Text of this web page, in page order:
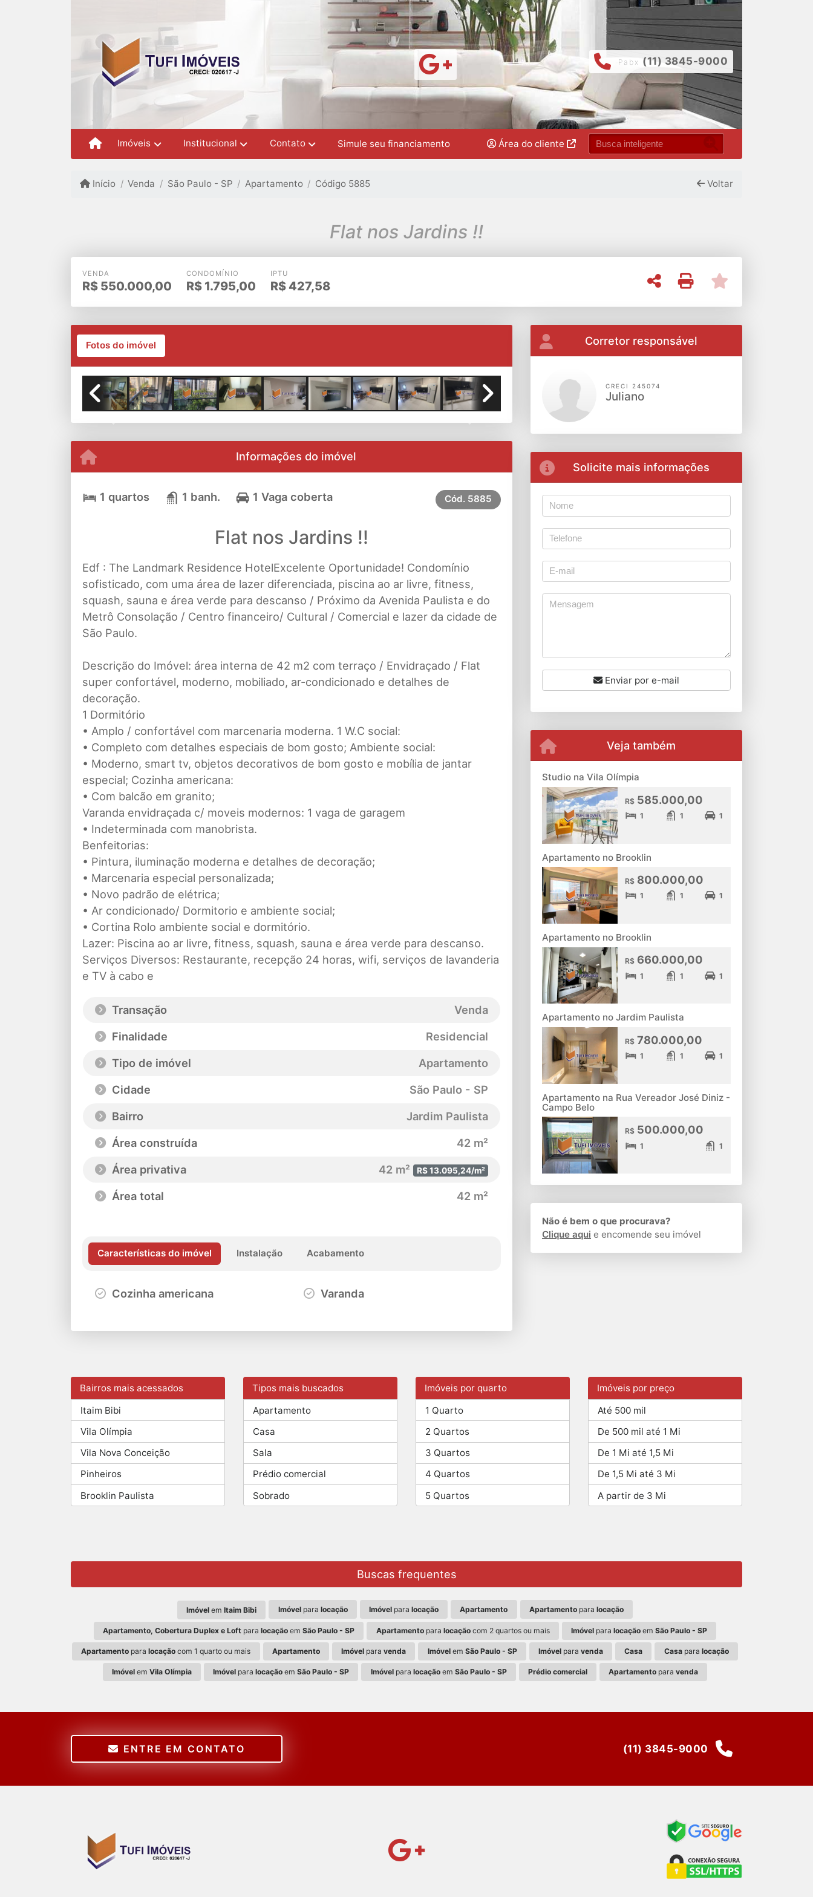
Pabx (11) 3845-9000
Imóveis Institucional Contato Simule seu financiamento Área do cliente
Início Venda São Paulo - SP Apartamento Código 5885 Voltar
Flat nos Jardins !!
VENDA
R$ 550.000,00
CONDOMÍNIO
R$ 1.795,00
IPTU
R$ 427,58
Fotos do imóvel
Informações do imóvel
1 quartos 1 banh. 1 Vaga coberta Cód. 5885
Flat nos Jardins !!
Edf : The Landmark Residence HotelExcelente Oportunidade! Condomínio
sofisticado, com uma área de lazer diferenciada, piscina ao ar livre, fitness,
squash, sauna e área verde para descanso / Próximo da Avenida Paulista e do
Metrô Consolação / Centro financeiro/ Cultural / Comercial e lazer da cidade de
São Paulo.
Descrição do Imóvel: área interna de 42 m2 com terraço / Envidraçado / Flat
super confortável, moderno, mobiliado, ar-condicionado e detalhes de
decoração.
1 Dormitório
• Amplo / confortável com marcenaria moderna. 1 W.C social:
• Completo com detalhes especiais de bom gosto; Ambiente social:
• Moderno, smart tv, objetos decorativos de bom gosto e mobília de jantar
especial; Cozinha americana:
• Com balcão em granito;
Varanda envidraçada c/ moveis modernos: 1 vaga de garagem
• Indeterminada com manobrista.
Benfeitorias:
• Pintura, iluminação moderna e detalhes de decoração;
• Marcenaria especial personalizada;
• Novo padrão de elétrica;
• Ar condicionado/ Dormitorio e ambiente social;
• Cortina Rolo ambiente social e dormitório.
Lazer: Piscina ao ar livre, fitness, squash, sauna e área verde para descanso.
Serviços Diversos: Restaurante, recepção 24 horas, wifi, serviços de lavanderia
e TV à cabo e
Transação
Venda
Finalidade
Residencial
Tipo de imóvel
Apartamento
Cidade
São Paulo - SP
Bairro
Jardim Paulista
Área construída
42 m²
Área privativa
42 m² R$ 13.095,24/m²
Área total 42 m²
Características do imóvel Instalação Acabamento
Cozinha americana Varanda
Corretor responsável
CRECI 245074
Juliano
Solicite mais informações
Enviar por e-mail
Veja também
Studio na Vila Olímpia
R$585.000,00
1 1 1
Apartamento no Brooklin
R$800.000,00
1 1 1
Apartamento no Brooklin
R$660.000,00
1 1 1
Apartamento no Jardim Paulista
R$780.000,00
1 1 1
Apartamento na Rua Vereador José Diniz -
Campo Belo
R$500.000,00
1 1
Não é bem o que procurava?
Clique aqui e encomende seu imóvel
Bairros mais acessados
Itaim Bibi
Vila Olímpia
Vila Nova Conceição
Pinheiros
Brooklin Paulista
Tipos mais buscados
Apartamento
Casa
Sala
Prédio comercial
Sobrado
Imóveis por quarto
1 Quarto
2 Quartos
3 Quartos
4 Quartos
5 Quartos
Imóveis por preço
Até 500 mil
De 500 mil até 1 Mi
De 1 Mi até 1,5 Mi
De 1,5 Mi até 3 Mi
A partir de 3 Mi
Buscas frequentes
Imóvel emItaim Bibi Imóvelpara locação Imóvel para locação Apartamento Apartamentopara locação
Apartamento, Cobertura Duplex e Loft paralocação emSão Paulo - SP Apartamentopara locaçãocom 2 quartos ou mais Imóvelpara locaçãoem São Paulo - SP
Apartamento paralocação com 1 quarto ou mais Apartamento Imóvel paravenda Imóvelem São Paulo - SP Imóvelpara venda Casa Casapara locação
Imóvelem Vila Olímpia Imóvel paralocação emSão Paulo - SP Imóvelpara locaçãoem São Paulo - SP Prédio comercial Apartamento paravenda
ENTRE EM CONTATO (11) 3845-9000